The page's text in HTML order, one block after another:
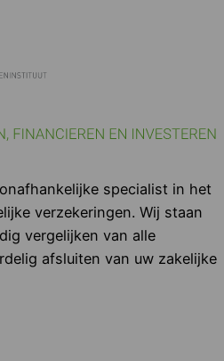
specialist in het
verzekeringen. Wij staan
vergelijken van alle
afsluiten van uw zakelijke